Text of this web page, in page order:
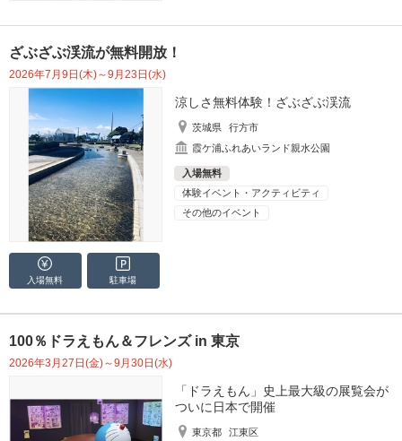
ざぶざぶ渓流が無料開放！
2026年7月9日(木)～9月23日(水)
涼しさ無料体験！ざぶざぶ渓流
茨城県
行方市
霞ケ浦ふれあいランド親水公園
入場無料
体験イベント・アクティビティ
その他のイベント
入場無料 駐車場
100％ドラえもん＆フレンズ in 東京
2026年3月27日(金)～9月30日(水)
「ドラえもん」史上最大級の展覧会が
ついに日本で開催
東京都
江東区